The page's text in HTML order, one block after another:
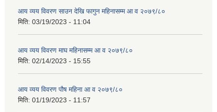
आय व्यय विवरण साउन देखि फागुन महिनासम्म आ व २०७९/८०
मिति: 03/19/2023 - 11:04
आय व्यय विवरण माघ महिनासम्म आ व २०७९/८०
मिति: 02/14/2023 - 15:55
आय व्यय विवरण पौष महिना आ व २०७९/८०
मिति: 01/19/2023 - 11:57